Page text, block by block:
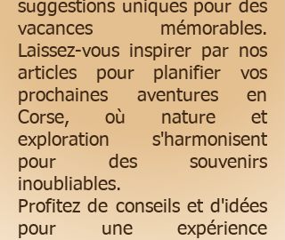
suggestions uniques pour des
vacances mémorables.
Laissez-vous inspirer par nos
articles pour planifier vos
prochaines aventures en
Corse, où nature et
exploration s'harmonisent
pour des souvenirs
inoubliables.
Profitez de conseils et d'idées
pour une expérience